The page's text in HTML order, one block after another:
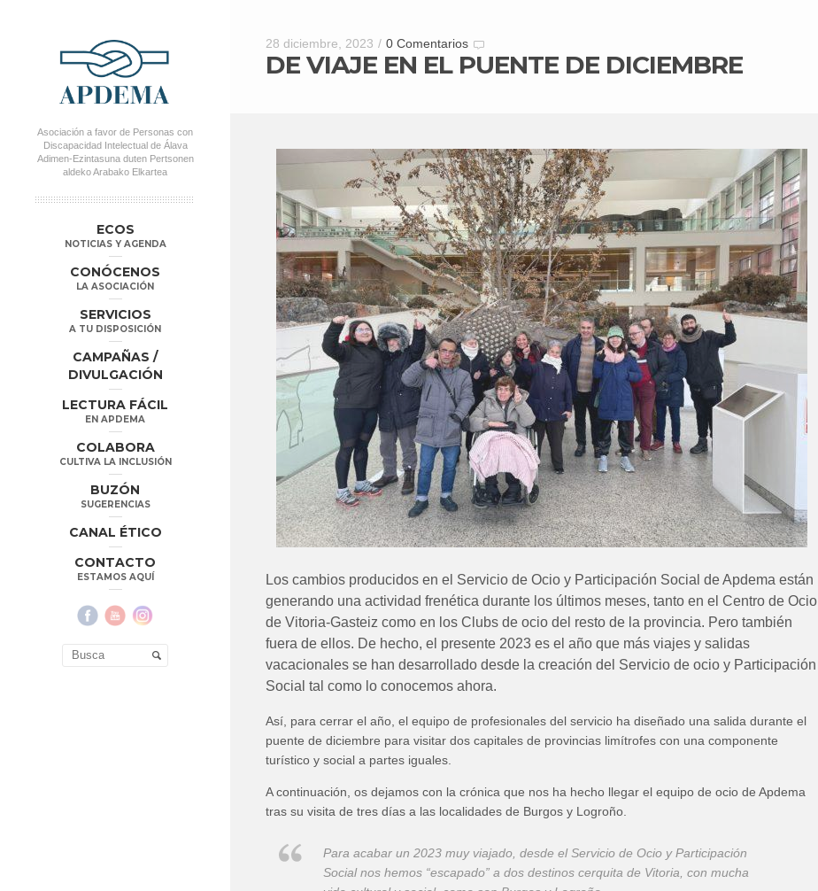
Asociación a favor de Personas con
Discapacidad Intelectual de Álava
Adimen-Ezintasuna duten Pertsonen
aldeko Arabako Elkartea
contenido
contenido
ECOS
NOTICIAS Y AGENDA
CONÓCENOS
LA ASOCIACIÓN
SERVICIOS
A TU DISPOSICIÓN
CAMPAÑAS /
DIVULGACIÓN
LECTURA FÁCIL
EN APDEMA
COLABORA
CULTIVA LA INCLUSIÓN
BUZÓN
SUGERENCIAS
CANAL ÉTICO
CONTACTO
ESTAMOS AQUÍ
28 diciembre, 2023 / 0 Comentarios
DE VIAJE EN EL PUENTE DE DICIEMBRE
Los cambios producidos en el Servicio de Ocio y Participación Social de Apdema están
generando una actividad frenética durante los últimos meses, tanto en el Centro de Ocio
de Vitoria-Gasteiz como en los Clubs de ocio del resto de la provincia. Pero también
fuera de ellos. De hecho, el presente 2023 es el año que más viajes y salidas
vacacionales se han desarrollado desde la creación del Servicio de ocio y Participación
Social tal como lo conocemos ahora.
Así, para cerrar el año, el equipo de profesionales del servicio ha diseñado una salida durante el
puente de diciembre para visitar dos capitales de provincias limítrofes con una componente
turístico y social a partes iguales.
A continuación, os dejamos con la crónica que nos ha hecho llegar el equipo de ocio de Apdema
tras su visita de tres días a las localidades de Burgos y Logroño.
Para acabar un 2023 muy viajado, desde el Servicio de Ocio y Participación
Social nos hemos “escapado” a dos destinos cerquita de Vitoria, con mucha